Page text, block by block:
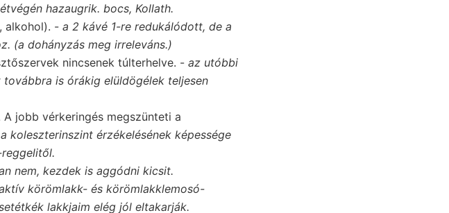
hazaugrik. bocs, Kollath.
alkohol). - a 2 kávé 1-re redukálódott, de a
(a dohányzás meg irreleváns.)
nincsenek túlterhelve. - az utóbbi
is órákig elüldögélek teljesen
jobb vérkeringés megszünteti a
a koleszterinszint érzékelésének képessége
nem, kezdek is aggódni kicsit.
körömlakk- és körömlakklemosó-
lakkjaim elég jól eltakarják.